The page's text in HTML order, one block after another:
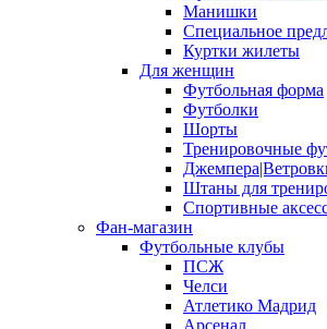
Манишки
Специальное
Куртки жилеты
Для женщин
Футбольная форма
Футболки
Шорты
Тренировочные
Штаны для
Спортивные
Фан-магазин
Футбольные клубы
ПСЖ
Челси
Атлетико Мадрид
Арсенал